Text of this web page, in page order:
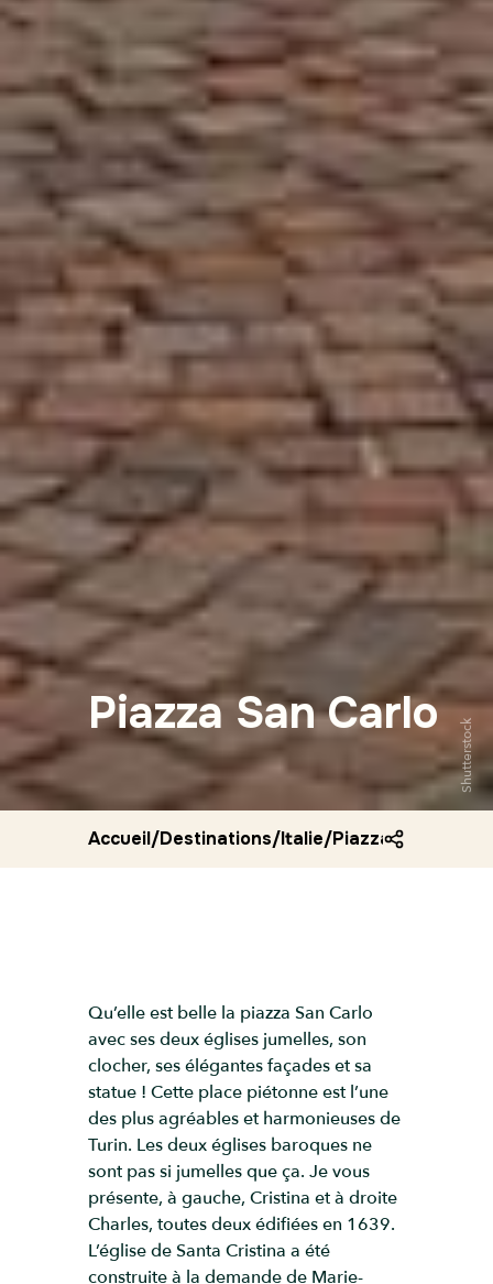
Piazza San Carlo
Shutterstock
Accueil/Destinations/Italie/Piazza san carlo
Qu’elle est belle la piazza San Carlo
avec ses deux églises jumelles, son
clocher, ses élégantes façades et sa
statue ! Cette place piétonne est l’une
des plus agréables et harmonieuses de
Turin. Les deux églises baroques ne
sont pas si jumelles que ça. Je vous
présente, à gauche, Cristina et à droite
Charles, toutes deux édifiées en 1639.
L’église de Santa Cristina a été
construite à la demande de Marie-